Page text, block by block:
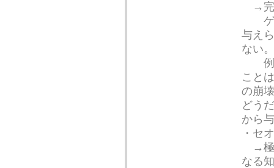
→完
ゲー
与え
ない
例え
こと
の崩
どう
から
・セ
→極
なる